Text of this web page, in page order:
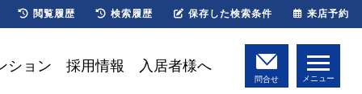
ション 採用情報 入居者様へ
問合せ メニュー
閲覧履歴 検索履歴 保存した検索条件 来店予約